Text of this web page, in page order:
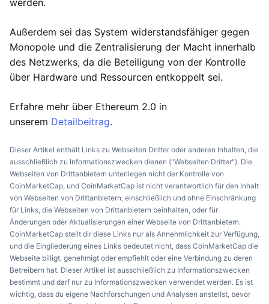
werden.
Außerdem sei das System widerstandsfähiger gegen
Monopole und die Zentralisierung der Macht innerhalb
des Netzwerks, da die Beteiligung von der Kontrolle
über Hardware und Ressourcen entkoppelt sei.
Erfahre mehr über Ethereum 2.0 in
unserem Detailbeitrag.
Dieser Artikel enthält Links zu Webseiten Dritter oder anderen Inhalten, die
ausschließlich zu Informationszwecken dienen ("Webseiten Dritter"). Die
Webseiten von Drittanbietern unterliegen nicht der Kontrolle von
CoinMarketCap, und CoinMarketCap ist nicht verantwortlich für den Inhalt
von Webseiten von Drittanbietern, einschließlich und ohne Einschränkung
für Links, die Webseiten von Drittanbietern beinhalten, oder für
Änderungen oder Aktualisierungen einer Webseite von Drittanbietern.
CoinMarketCap stellt dir diese Links nur als Annehmlichkeit zur Verfügung,
und die Eingliederung eines Links bedeutet nicht, dass CoinMarketCap die
Webseite billigt, genehmigt oder empfiehlt oder eine Verbindung zu deren
Betreibern hat. Dieser Artikel ist ausschließlich zu Informationszwecken
bestimmt und darf nur zu Informationszwecken verwendet werden. Es ist
wichtig, dass du eigene Nachforschungen und Analysen anstellst, bevor